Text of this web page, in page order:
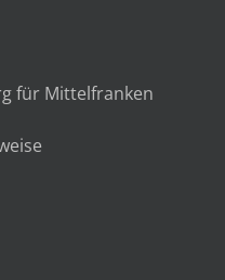
für Mittelfranken